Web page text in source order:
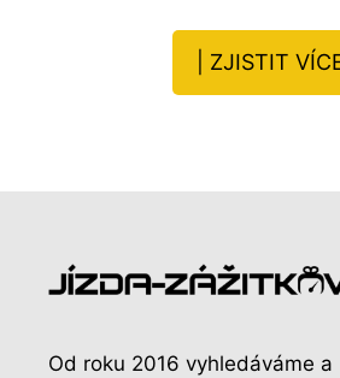
| ZJISTIT
Od roku 2016 vyhledáváme a